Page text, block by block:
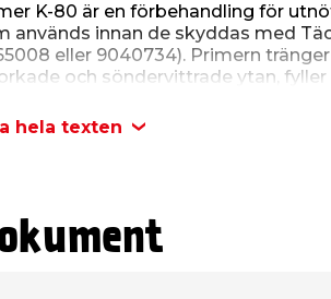
K-80 är en förbehandling för
används innan de skyddas med
eller 9040734). Primern
och söndervittrade ytan,
hjälp av en borste eller spruta.
takpapp, takshingel och övriga
löst grus och smuts från
hela texten